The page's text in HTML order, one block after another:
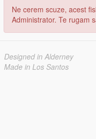
Ne cerem scuze, acest
Administrator. Te rugam
Designed in Alderney
Made in Los Santos